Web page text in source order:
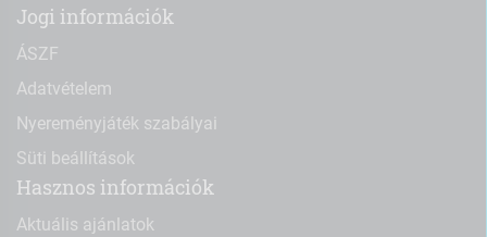
Jogi információk
ÁSZF
Adatvételem
Nyereményjáték szabályai
Süti beállítások
Hasznos információk
Aktuális ajánlatok